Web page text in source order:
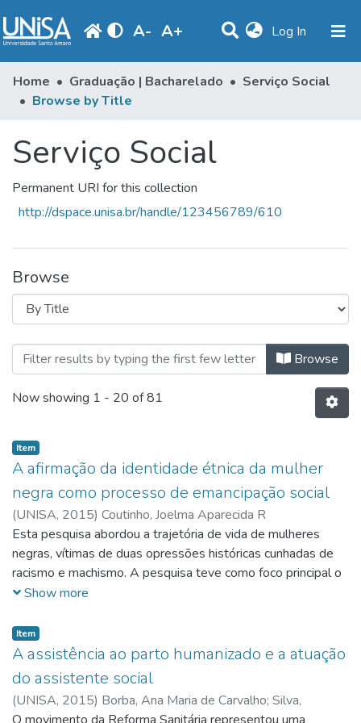
A- A+ Log In (current)
Communities & Collections
Produção Docente
Periodicals
Home Graduação | Bacharelado
Serviço Social
Browse by Title
Serviço Social
Permanent URI for this collection
http://dspace.unisa.br/handle/123456789/610
Browse
Browsing Serviço Social by Title
Browse
Now showing 1 - 20 of 81
Item
A afirmação da identidade étnica da mulher
negra como processo de emancipação social
(UNISA, 2015) Coutinho, Joelma Aparecida R
Esta pesquisa abordou a trajetória de vida de mulheres
negras, vítimas de duas opressões históricas cunhadas de
racismo e machismo. A pesquisa teve como foco principal o
cabelo crespo, sendo este um dos maiores símbolos da
machistas e racistas. Foi possível compreender como a
militância política de mulheres negras pode contribuir com a
quebra de padrões acerca de suas identidades e auxiliar na
compreensão do contexto sócio histórico em que estão
inseridas. Sendo realizada pesquisa de campo junto a
Show more
Item
A assistência ao parto humanizado e a atuação
do assistente social
(UNISA, 2015) Borba, Ana Maria de Carvalho; Silva,